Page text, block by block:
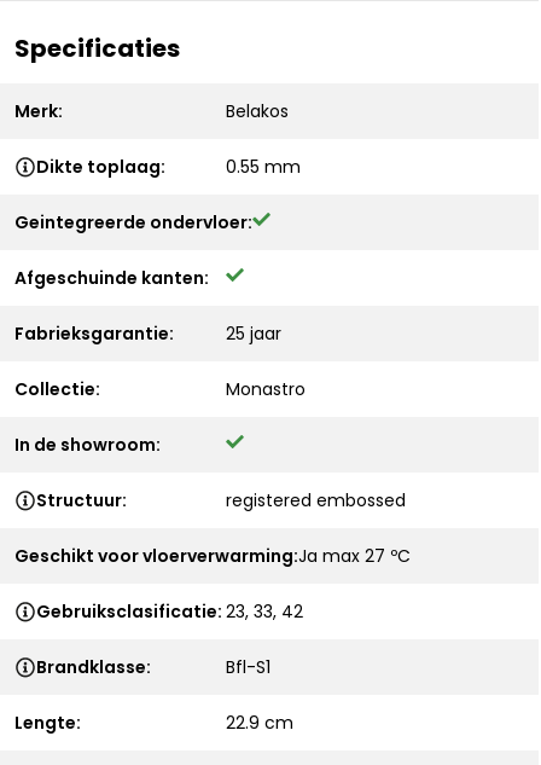
Specificaties
Merk: Belakos
Dikte toplaag: 0.55 mm
Geintegreerde ondervloer:
Afgeschuinde kanten:
Fabrieksgarantie: 25 jaar
Collectie: Monastro
In de showroom:
Structuur: registered embossed
Geschikt voor vloerverwarming:Ja max 27 ºC
Gebruiksclasificatie: 23, 33, 42
Brandklasse: Bfl-S1
Lengte: 22.9 cm